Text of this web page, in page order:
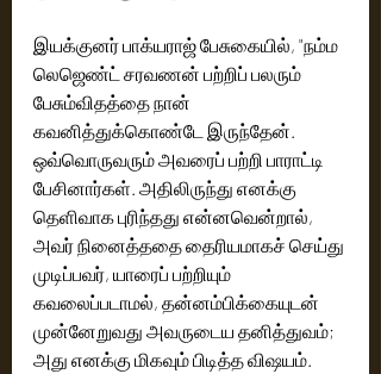
இயக்குனர் பாக்யராஜ் பேசுகையில், "நம்ம
லெஜெண்ட் சரவணன் பற்றிப் பலரும்
பேசும்விதத்தை நான்
கவனித்துக்கொண்டே இருந்தேன்.
ஒவ்வொருவரும் அவரைப் பற்றி பாராட்டி
பேசினார்கள். அதிலிருந்து எனக்கு
தெளிவாக புரிந்தது என்னவென்றால்,
அவர் நினைத்ததை தைரியமாகச் செய்து
முடிப்பவர், யாரைப் பற்றியும்
கவலைப்படாமல், தன்னம்பிக்கையுடன்
முன்னேறுவது அவருடைய தனித்துவம்;
அது எனக்கு மிகவும் பிடித்த விஷயம்.